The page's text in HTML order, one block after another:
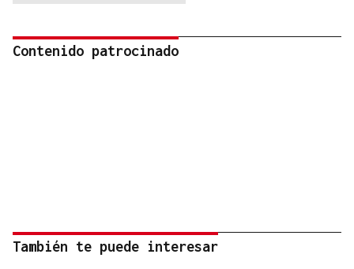
Contenido patrocinado
También te puede interesar